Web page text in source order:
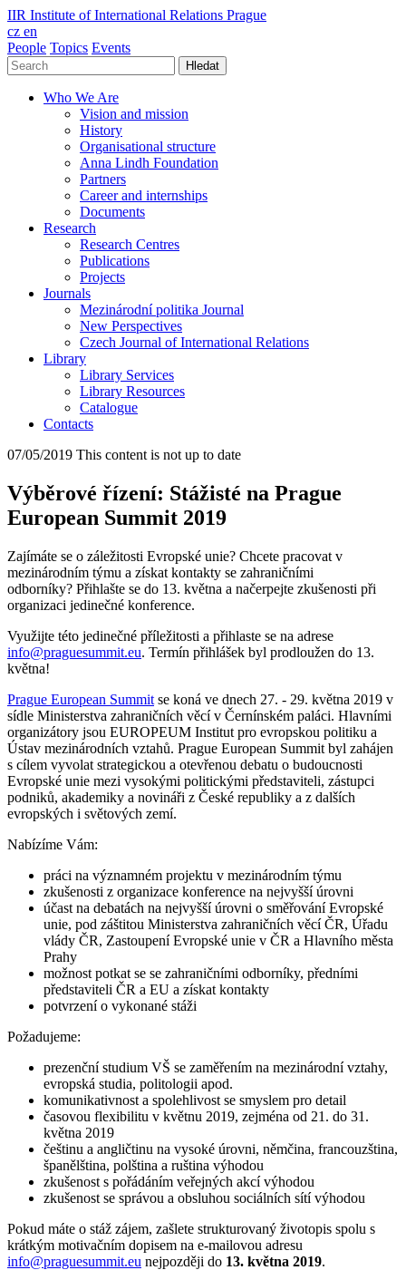
IIR Institute of International Relations Prague
cz en
People Topics Events
Hledat
Who We Are
Vision and mission
History
Organisational structure
Anna Lindh Foundation
Partners
Career and internships
Documents
Research
Research Centres
Publications
Projects
Journals
Mezinárodní politika Journal
New Perspectives
Czech Journal of International Relations
Library
Library Services
Library Resources
Catalogue
Contacts
07/05/2019 This content is not up to date
Výběrové řízení: Stážisté na Prague
European Summit 2019
Zajímáte se o záležitosti Evropské unie? Chcete pracovat v
mezinárodním týmu a získat kontakty se zahraničními
odborníky? Přihlašte se do 13. května a načerpejte zkušenosti při
organizaci jedinečné konference.
Využijte této jedinečné příležitosti a přihlaste se na adrese
info@praguesummit.eu. Termín přihlášek byl prodloužen do 13.
května!
Prague European Summit se koná ve dnech 27. - 29. května 2019 v
sídle Ministerstva zahraničních věcí v Černínském paláci. Hlavními
organizátory jsou EUROPEUM Institut pro evropskou politiku a
Ústav mezinárodních vztahů. Prague European Summit byl zahájen
s cílem vyvolat strategickou a otevřenou debatu o budoucnosti
Evropské unie mezi vysokými politickými představiteli, zástupci
podniků, akademiky a novináři z České republiky a z dalších
evropských i světových zemí.
Nabízíme Vám:
práci na významném projektu v mezinárodním týmu
zkušenosti z organizace konference na nejvyšší úrovni
účast na debatách na nejvyšší úrovni o směřování Evropské
unie, pod záštitou Ministerstva zahraničních věcí ČR, Úřadu
vlády ČR, Zastoupení Evropské unie v ČR a Hlavního města
Prahy
možnost potkat se se zahraničními odborníky, předními
představiteli ČR a EU a získat kontakty
potvrzení o vykonané stáži
Požadujeme:
prezenční studium VŠ se zaměřením na mezinárodní vztahy,
evropská studia, politologii apod.
komunikativnost a spolehlivost se smyslem pro detail
časovou flexibilitu v květnu 2019, zejména od 21. do 31.
května 2019
češtinu a angličtinu na vysoké úrovni, němčina, francouzština,
španělština, polština a ruština výhodou
zkušenost s pořádáním veřejných akcí výhodou
zkušenost se správou a obsluhou sociálních sítí výhodou
Pokud máte o stáž zájem, zašlete strukturovaný životopis spolu s
krátkým motivačním dopisem na e-mailovou adresu
info@praguesummit.eu nejpozději do 13. května 2019.